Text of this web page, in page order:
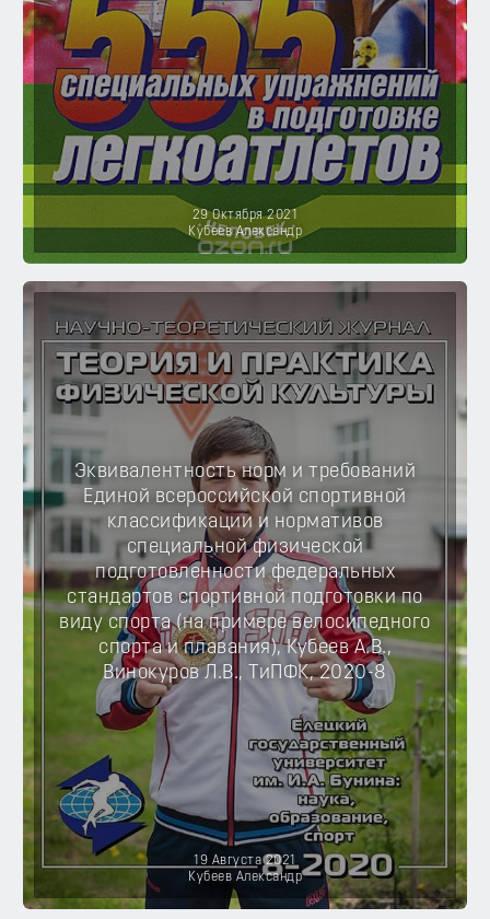
29 Октября 2021
Кубеев Александр
Эквивалентность норм и требований
Единой всероссийской спортивной
классификации и нормативов
специальной физической
подготовленности федеральных
стандартов спортивной подготовки по
виду спорта (на примере велосипедного
спорта и плавания), Кубеев А.В.,
Винокуров Л.В., ТиПФК, 2020-8
19 Августа 2021
Кубеев Александр